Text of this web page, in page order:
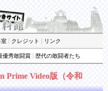
| クレジット | リンク
優秀敢闘賞 | 歴代の敢闘者たち
Prime Video版（令和